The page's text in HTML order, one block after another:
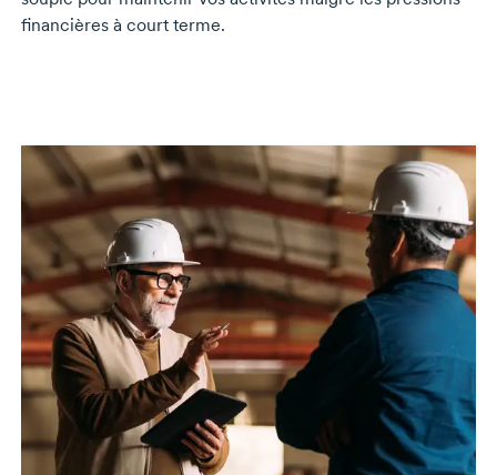
financières à court terme.